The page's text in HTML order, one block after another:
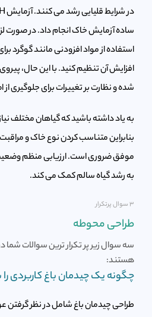
افزایش آن تنظیم کنید. با این حال،
شده و نظارت بر تغییرات برای جلوگیری
به یاد داشته باشید که گیاهان مختلف
بنابراین متناسب کردن نوع خاک و مراقبت
موفق ضروری است. ارزیابی منظم
به رشد گیاه سالم کمک می کند.
۳ سوال پرتکرار
طراحی محوطه
سه سوال زیر پر تکرار ترین سوالات
هستند:
چگونه یک چیدمان باغ کاربردی را
طراحی چیدمان باغ شامل در نظر گرفتن